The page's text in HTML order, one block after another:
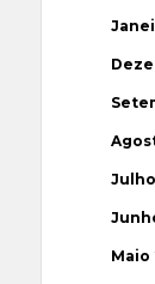
Maio